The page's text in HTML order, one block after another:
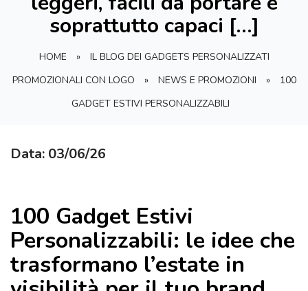
soprattutto capaci […]
HOME »
IL BLOG DEI GADGETS PERSONALIZZATI
PROMOZIONALI CON LOGO
» NEWS E PROMOZIONI »
100
GADGET ESTIVI PERSONALIZZABILI
Data: 03/06/26
100 Gadget Estivi
Personalizzabili: le idee che
trasformano l’estate in